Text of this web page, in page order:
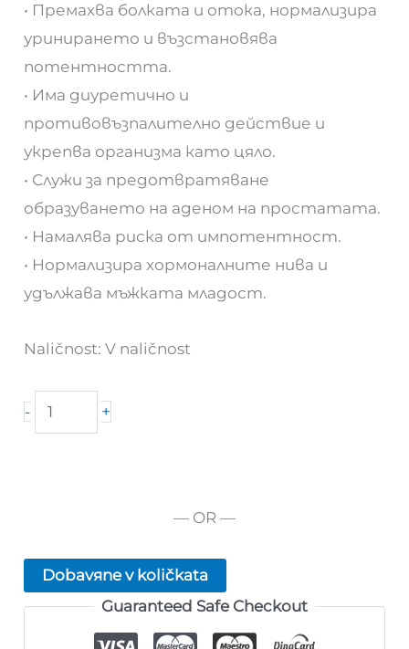
• Премахва болката и отока, нормализира
уринирането и възстановява
потентността.
• Има диуретично и
противовъзпалително действие и
укрепва организма като цяло.
• Служи за предотвратяване
образуването на аденом на простатата.
• Намалява риска от импотентност.
• Нормализира хормоналните нива и
удължава мъжката младост.
Naličnost: V naličnost
-
količestvo
za
+
— OR —
Dobavяne v količkata
Guaranteed Safe Checkout